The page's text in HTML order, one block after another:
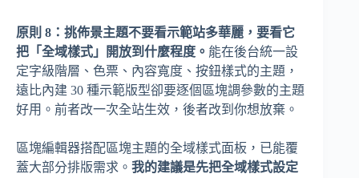
原則 8：挑佈景主題不要看示範站多華麗，要看它
把「全域樣式」開放到什麼程度。 能在後台統一設
定字級階層、色票、內容寬度、按鈕樣式的主題，
遠比內建 30 種示範版型卻要逐個區塊調參數的主題
好用。前者改一次全站生效，後者改到你想放棄。
區塊編輯器搭配區塊主題的全域樣式面板，已能覆
蓋大部分排版需求。 我的建議是先把全域樣式設定